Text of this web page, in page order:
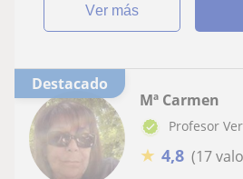
ver más
Destacado
Mª Carmen
Profesor
★ 4,8 (17